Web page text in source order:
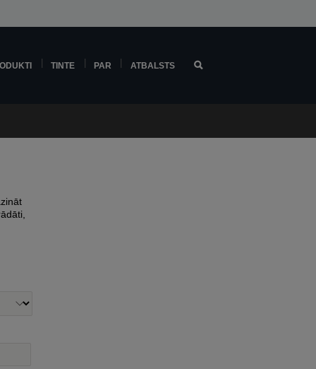
TINTE PAR ATBALSTS